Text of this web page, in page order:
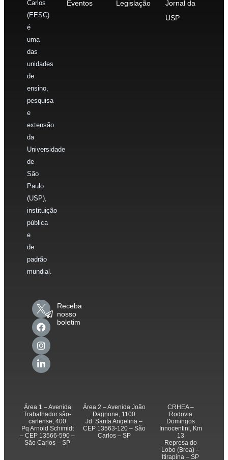
Carlos
(EESC)
é
uma
das
unidades
de
ensino,
pesquisa
e
extensão
da
Universidade
de
São
Paulo
(USP),
instituição
pública
e
de
padrão
mundial.
Receba
nosso
boletim
Eventos
Legislação
Jornal da
USP
Área 1 – Avenida
Trabalhador são-
carlense, 400
Pq Arnold Schimidt
– CEP 13566-590 –
São Carlos – SP
Área 2 – Avenida João
Dagnone, 1100
Jd. Santa Angelina –
CEP 13563-120 – São
Carlos – SP
CRHEA –
Rodovia
Domingos
Innocentini, Km
13
Represa do
Lobo (Broa) –
Itirapina – SP